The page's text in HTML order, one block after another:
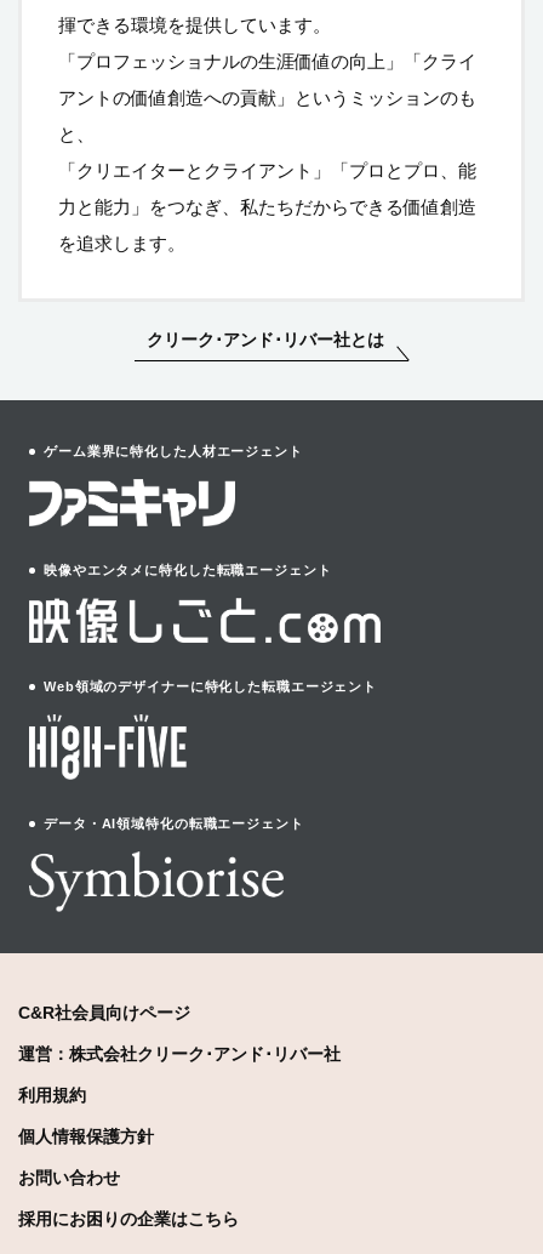
揮できる環境を提供しています。
「プロフェッショナルの生涯価値の向上」「クライ
アントの価値創造への貢献」というミッションのも
と、
「クリエイターとクライアント」「プロとプロ、能
力と能力」をつなぎ、私たちだからできる価値創造
を追求します。
クリーク･アンド･リバー社とは
ゲーム業界に特化した人材エージェント
映像やエンタメに特化した転職エージェント
Web領域のデザイナーに特化した転職エージェント
データ・AI領域特化の転職エージェント
C&R社会員向けページ
運営：株式会社クリーク･アンド･リバー社
利用規約
個人情報保護方針
お問い合わせ
採用にお困りの企業はこちら